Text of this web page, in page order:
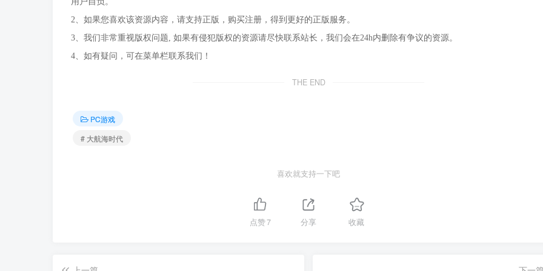
2、如果您喜欢该资源内容，请支持正版，购买注册，得到更好的正版服务。
3、我们非常重视版权问题, 如果有侵犯版权的资源请尽快联系站长，我们会在24h内删除有争议的资源。
4、如有疑问，可在菜单栏联系我们！
THE END
PC游戏
# 大航海时代
喜欢就支持一下吧
点赞7 分享 收藏